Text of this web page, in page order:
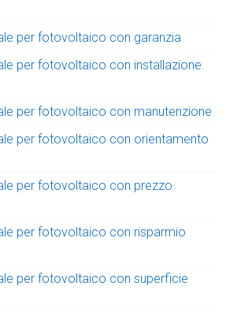
per fotovoltaico con garanzia
per fotovoltaico con installazione
per fotovoltaico con manutenzione
per fotovoltaico con orientamento
per fotovoltaico con prezzo
per fotovoltaico con risparmio
per fotovoltaico con superficie